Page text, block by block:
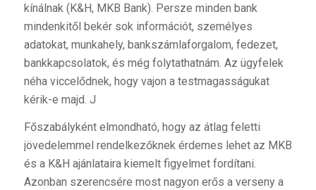
kínálnak (K&H, MKB Bank). Persze minden bank
mindenkitől bekér sok információt, személyes
adatokat, munkahely, bankszámlaforgalom, fedezet,
bankkapcsolatok, és még folytathatnám. Az ügyfelek
néha viccelődnek, hogy vajon a testmagasságukat
kérik-e majd. J
Főszabályként elmondható, hogy az átlag feletti
jövedelemmel rendelkezőknek érdemes lehet az MKB
és a K&H ajánlataira kiemelt figyelmet fordítani.
Azonban szerencsére most nagyon erős a verseny a